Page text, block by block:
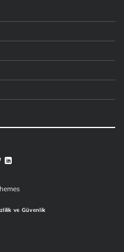
ve Güvenlik